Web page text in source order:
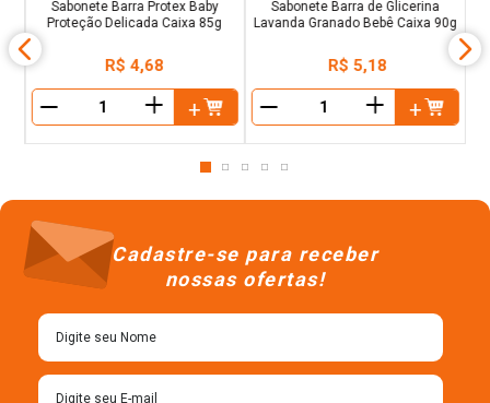
Proteção Delicada Caixa 85g
R$
＋
－
Lavanda Granado Bebê Caixa 90g
＋
－